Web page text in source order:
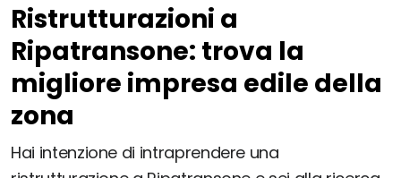
Ristrutturazioni a
Ripatransone: trova la
migliore impresa edile della
zona
Hai intenzione di intraprendere una